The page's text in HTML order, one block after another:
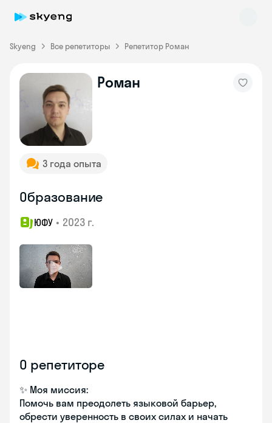
Skyeng Все репетиторы Репетитор Роман
Роман
3 года опыта
Образование
ЮФУ • 2023 г.
О репетиторе
✨ Моя миссия:
Помочь вам преодолеть языковой барьер,
обрести уверенность в своих силах и начать
Skyeng Chat
online